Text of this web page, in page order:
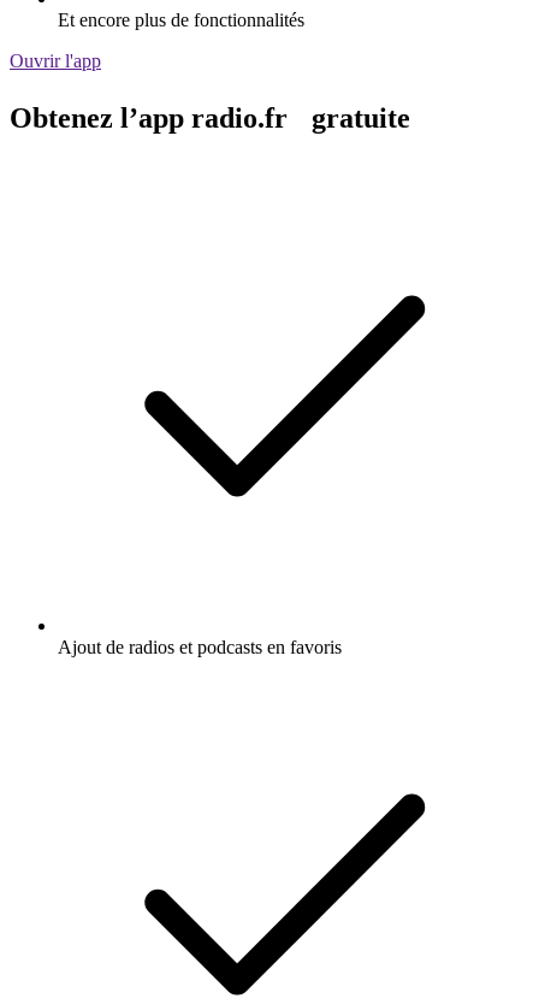
Et encore plus de fonctionnalités
Ouvrir l'app
Obtenez l’app radio.fr gratuite
Ajout de radios et podcasts en favoris